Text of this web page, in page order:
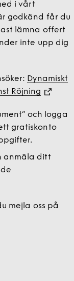
i vårt
godkänd får du
lämna offert
inte upp dig
Dynamiskt
Röjning
och logga
gratiskonto
anmäla ditt
mejla oss på